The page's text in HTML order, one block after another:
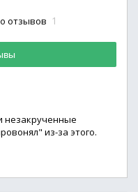
отзывов 1
незакрученные
из-за этого.